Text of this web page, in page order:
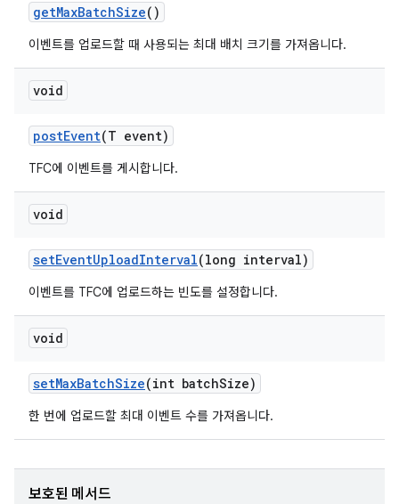
getMaxBatchSize()
이벤트를 업로드할 때 사용되는 최대 배치 크기를 가져옵니다.
void
postEvent(T event)
TFC에 이벤트를 게시합니다.
void
setEventUploadInterval(long interval)
이벤트를 TFC에 업로드하는 빈도를 설정합니다.
void
setMaxBatchSize(int batchSize)
한 번에 업로드할 최대 이벤트 수를 가져옵니다.
보호된 메서드